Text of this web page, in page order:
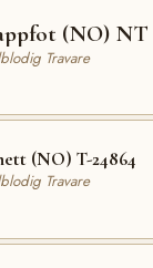
(NO) NT
Travare
(NO) T-24864
Travare